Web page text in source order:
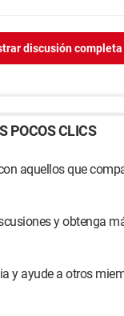
discusión completa
POCOS CLICS
aquellos que
y obtenga
y ayude a otros